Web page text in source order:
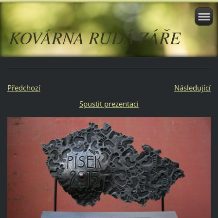
KOVÁRNA RUDÁ ZÁŘE
Předchozí
Následující
Spustit prezentaci